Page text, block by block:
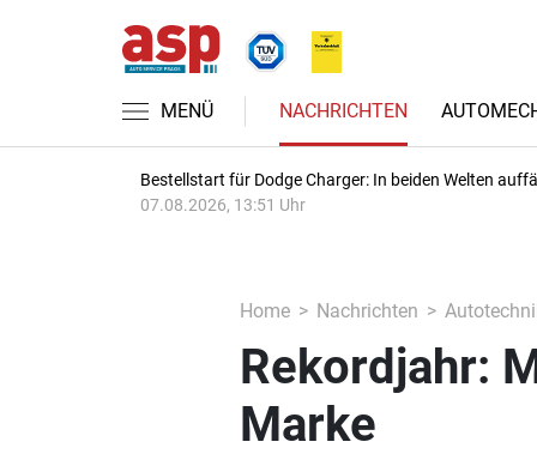
MENÜ NACHRICHTEN
Bestellstart für Dodge Charger: In beiden Welten
07.08.2026, 13:51 Uhr
Home Nachrichten
Rekordjahr:
Marke